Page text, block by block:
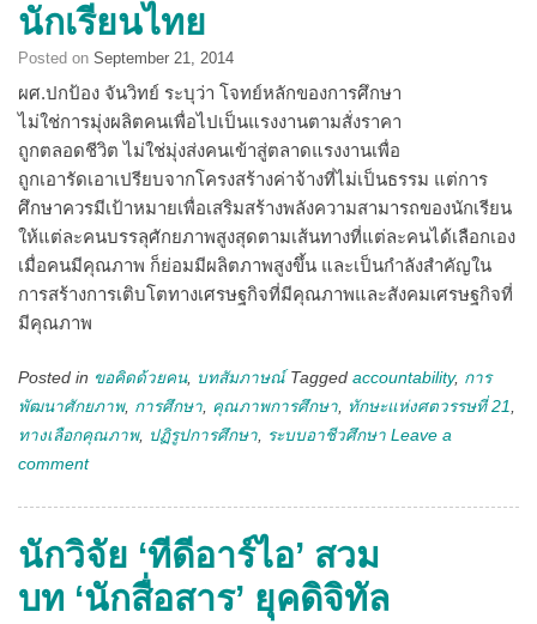
นักเรียนไทย
Posted on September 21, 2014
ผศ.ปกป้อง จันวิทย์ ระบุว่า โจทย์หลักของการศึกษา
ไม่ใช่การมุ่งผลิตคนเพื่อไปเป็นแรงงานตามสั่งราคา
ถูกตลอดชีวิต ไม่ใช่มุ่งส่งคนเข้าสู่ตลาดแรงงานเพื่อ
ถูกเอารัดเอาเปรียบจากโครงสร้างค่าจ้างที่ไม่เป็นธรรม แต่การ
ศึกษาควรมีเป้าหมายเพื่อเสริมสร้างพลังความสามารถของนักเรียน
ให้แต่ละคนบรรลุศักยภาพสูงสุดตามเส้นทางที่แต่ละคนได้เลือกเอง
เมื่อคนมีคุณภาพ ก็ย่อมมีผลิตภาพสูงขึ้น และเป็นกำลังสำคัญใน
การสร้างการเติบโตทางเศรษฐกิจที่มีคุณภาพและสังคมเศรษฐกิจที่
มีคุณภาพ
Posted in ขอคิดด้วยคน, บทสัมภาษณ์ Tagged accountability, การ
พัฒนาศักยภาพ, การศึกษา, คุณภาพการศึกษา, ทักษะแห่งศตวรรษที่ 21,
ทางเลือกคุณภาพ, ปฏิรูปการศึกษา, ระบบอาชีวศึกษา Leave a
comment
นักวิจัย ‘ทีดีอาร์ไอ’ สวม
บท ‘นักสื่อสาร’ ยุคดิจิทัล